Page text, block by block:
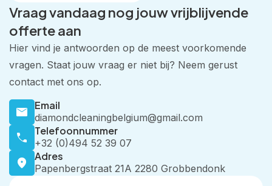
Vraag vandaag nog jouw vrijblijvende
offerte aan
Hier vind je antwoorden op de meest voorkomende
vragen. Staat jouw vraag er niet bij? Neem gerust
contact met ons op.
Email
diamondcleaningbelgium@gmail.com
Telefoonnummer
+32 (0)494 52 39 07
Adres
Papenbergstraat 21A 2280 Grobbendonk